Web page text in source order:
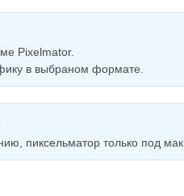
Pixelmator.
в выбраном формате.
пиксельматор только под мак.